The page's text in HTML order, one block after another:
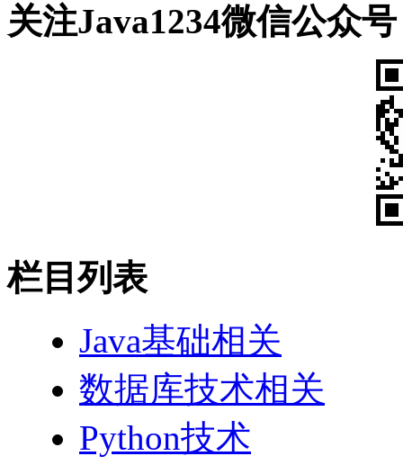
关注Java1234微信公众号
栏目列表
Java基础相关
数据库技术相关
Python技术